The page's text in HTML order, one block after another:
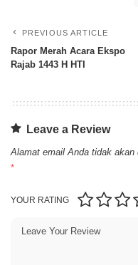
PREVIOUS ARTICLE
Rapor Merah Acara Ekspo
Rajab 1443 H HTI
Leave a Review
Alamat email Anda tidak akan
*
YOUR RATING